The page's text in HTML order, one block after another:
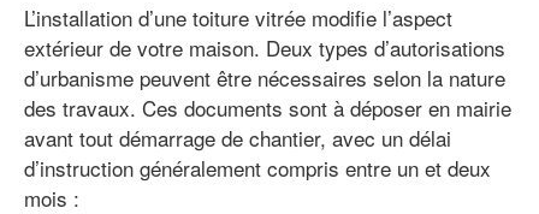
L’installation d’une toiture vitrée modifie l’aspect
extérieur de votre maison. Deux types d’autorisations
d’urbanisme peuvent être nécessaires selon la nature
des travaux. Ces documents sont à déposer en mairie
avant tout démarrage de chantier, avec un délai
d’instruction généralement compris entre un et deux
mois :